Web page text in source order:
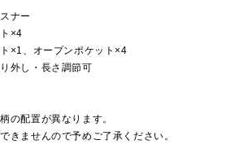
ナー
×4
×1、オープンポケット×4
外し・長さ調節可
の配置が異なります。
きませんので予めご了承ください。